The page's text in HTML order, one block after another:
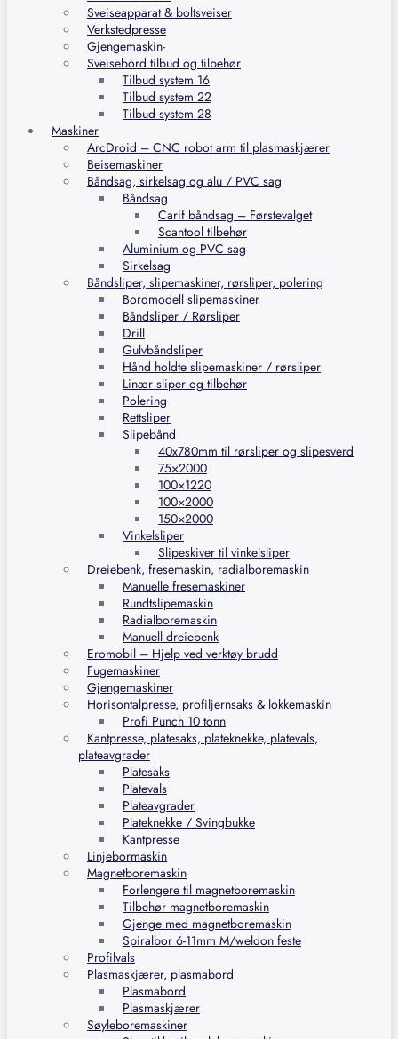
Sveiseapparat & boltsveiser
Verkstedpresse
Gjengemaskin-
Sveisebord tilbud og tilbehør
Tilbud system 16
Tilbud system 22
Tilbud system 28
Maskiner
ArcDroid – CNC robot arm til plasmaskjærer
Beisemaskiner
Båndsag, sirkelsag og alu / PVC sag
Båndsag
Carif båndsag – Førstevalget
Scantool tilbehør
Aluminium og PVC sag
Sirkelsag
Båndsliper, slipemaskiner, rørsliper, polering
Bordmodell slipemaskiner
Båndsliper / Rørsliper
Drill
Gulvbåndsliper
Hånd holdte slipemaskiner / rørsliper
Linær sliper og tilbehør
Polering
Rettsliper
Slipebånd
40x780mm til rørsliper og slipesverd
75×2000
100×1220
100×2000
150×2000
Vinkelsliper
Slipeskiver til vinkelsliper
Dreiebenk, fresemaskin, radialboremaskin
Manuelle fresemaskiner
Rundtslipemaskin
Radialboremaskin
Manuell dreiebenk
Eromobil – Hjelp ved verktøy brudd
Fugemaskiner
Gjengemaskiner
Horisontalpresse, profiljernsaks & lokkemaskin
Profi Punch 10 tonn
Kantpresse, platesaks, plateknekke, platevals,
plateavgrader
Platesaks
Platevals
Plateavgrader
Plateknekke / Svingbukke
Kantpresse
Linjebormaskin
Magnetboremaskin
Forlengere til magnetboremaskin
Tilbehør magnetboremaskin
Gjenge med magnetboremaskin
Spiralbor 6-11mm M/weldon feste
Profilvals
Plasmaskjærer, plasmabord
Plasmabord
Plasmaskjærer
Søyleboremaskiner